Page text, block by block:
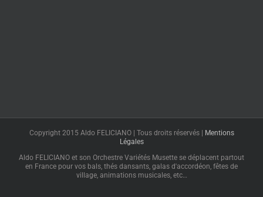
Copyright 2015 Aldo FELICIANO | Tous droits réservés |
Mentions
Légales
Aldo FELICIANO et son Orchestre Variétés Musette se déplacent partout
en France pour vos bals, thés dansants, galas d'accordéon, fêtes de
village, animations musicales, etc…